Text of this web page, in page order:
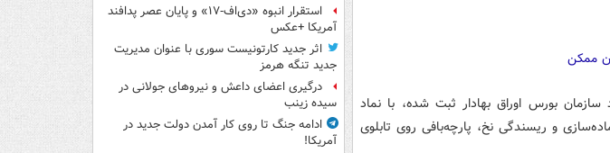
ممکن
که در تاریخ 6 اسفند سال 85 نزد سازمان بورس اوراق بهادار ثبت شده، با نماد
و ریسندگی نخ، پارچه‌بافی روی تابلوی
استقرار انبوه «دی‌اف‑۱۷» و پایان عصر پدافند
آمریکا +عکس
اثر جدید کارتونیست سوری با عنوان مدیریت
جدید تنگه هرمز
درگیری اعضای داعش و نیروهای جولانی در
سیده زینب
ادامه جنگ تا روی کار آمدن دولت جدید در
آمریکا!